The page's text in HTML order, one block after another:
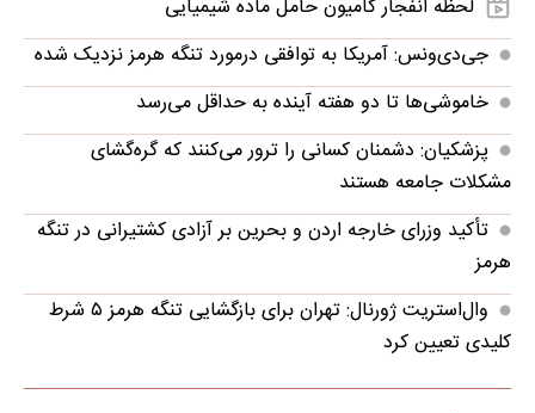
لحظه انفجار کامیون حامل ماده شیمیایی
جی‌دی‌ونس: آمریکا به توافقی درمورد تنگه هرمز نزدیک شده
خاموشی‌ها تا دو هفته آینده به حداقل می‌رسد
پزشکیان: دشمنان کسانی را ترور می‌کنند که گره‌گشای
مشکلات جامعه هستند
تأکید وزرای خارجه اردن و بحرین بر آزادی کشتیرانی در تنگه
هرمز
وال‌استریت ژورنال: تهران برای بازگشایی تنگه هرمز ۵ شرط
کلیدی تعیین کرد